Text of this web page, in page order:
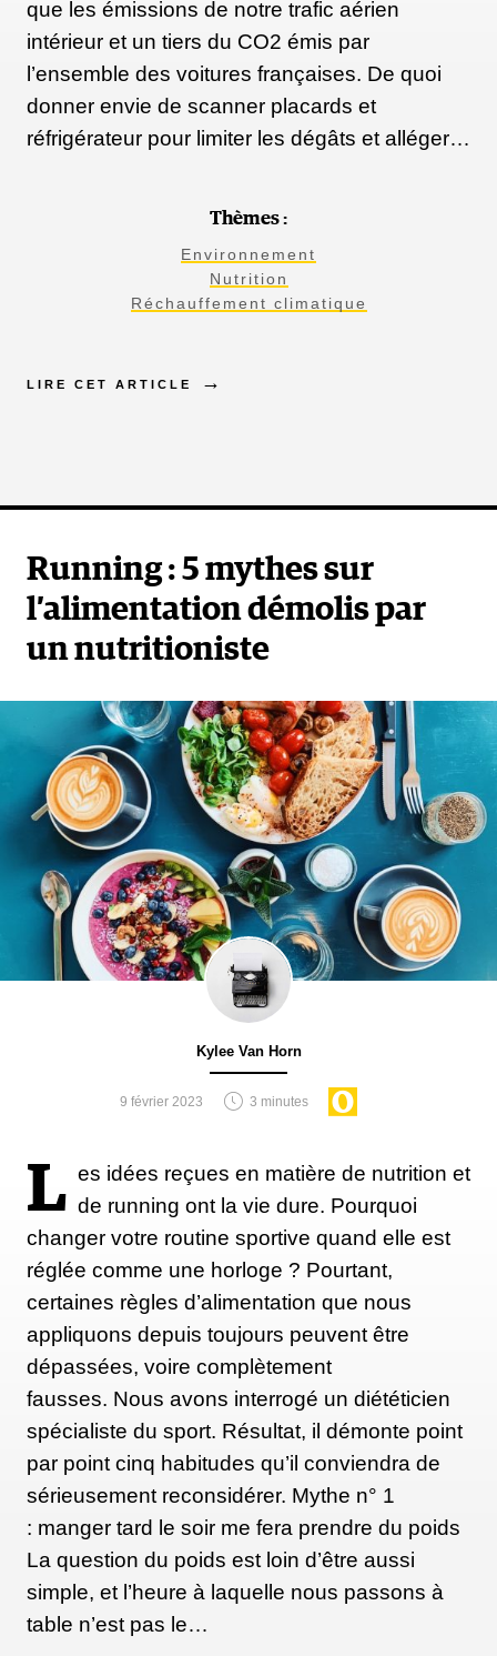
que les émissions de notre trafic aérien
intérieur et un tiers du CO2 émis par
l’ensemble des voitures françaises. De quoi
donner envie de scanner placards et
réfrigérateur pour limiter les dégâts et alléger…
Thèmes :
Environnement
Nutrition
Réchauffement climatique
LIRE CET ARTICLE
Running : 5 mythes sur
l’alimentation démolis par
un nutritioniste
Kylee Van Horn
9 février 2023 3 minutes
L es idées reçues en matière de nutrition et
de running ont la vie dure. Pourquoi
changer votre routine sportive quand elle est
réglée comme une horloge ? Pourtant,
certaines règles d’alimentation que nous
appliquons depuis toujours peuvent être
dépassées, voire complètement
fausses. Nous avons interrogé un diététicien
spécialiste du sport. Résultat, il démonte point
par point cinq habitudes qu’il conviendra de
sérieusement reconsidérer. Mythe n° 1
: manger tard le soir me fera prendre du poids
La question du poids est loin d’être aussi
simple, et l’heure à laquelle nous passons à
table n’est pas le…